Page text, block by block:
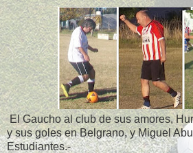
El Gaucho al club de sus amores,
y sus goles en Belgrano, y Miguel
Estudiantes.-